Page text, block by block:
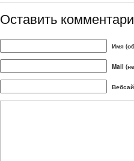
Оставить
Имя
Mail